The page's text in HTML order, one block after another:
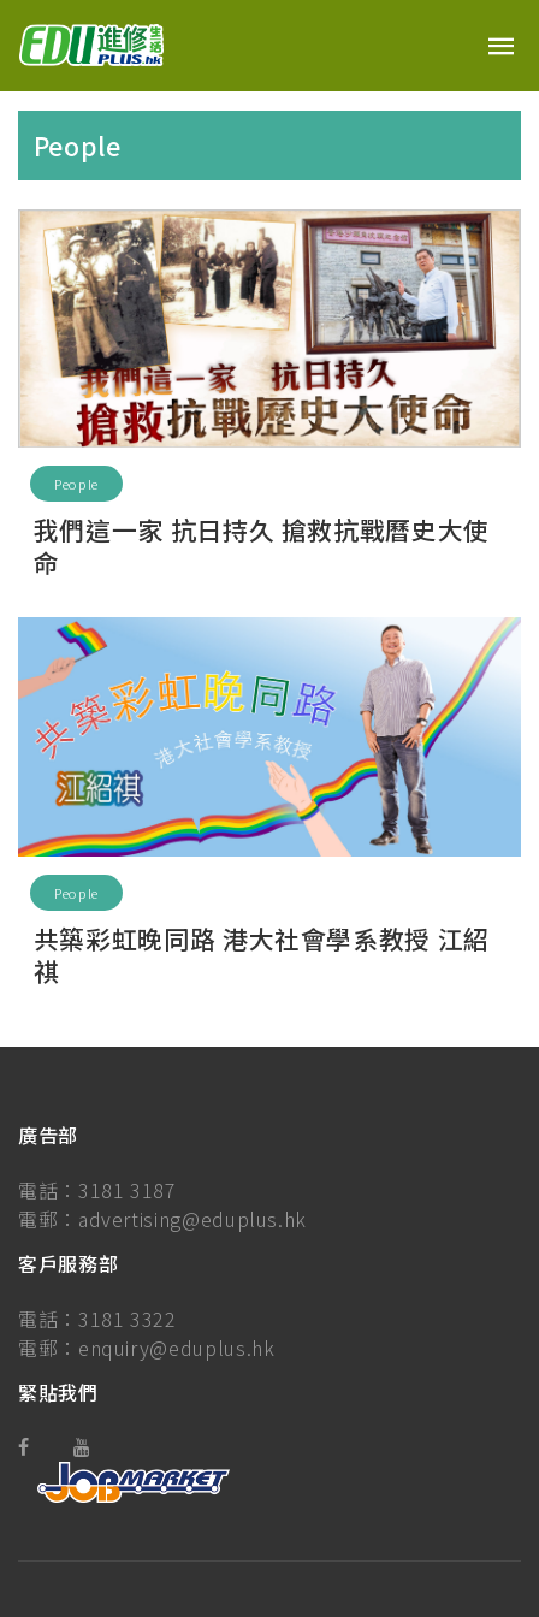
People
People
我們這一家 抗日持久 搶救抗戰曆史大使
命
People
共築彩虹晚同路 港大社會學系教授 江紹
祺
廣告部
電話： 3181 3187
電郵： advertising@eduplus.hk
客戶服務部
電話： 3181 3322
電郵： enquiry@eduplus.hk
緊貼我們